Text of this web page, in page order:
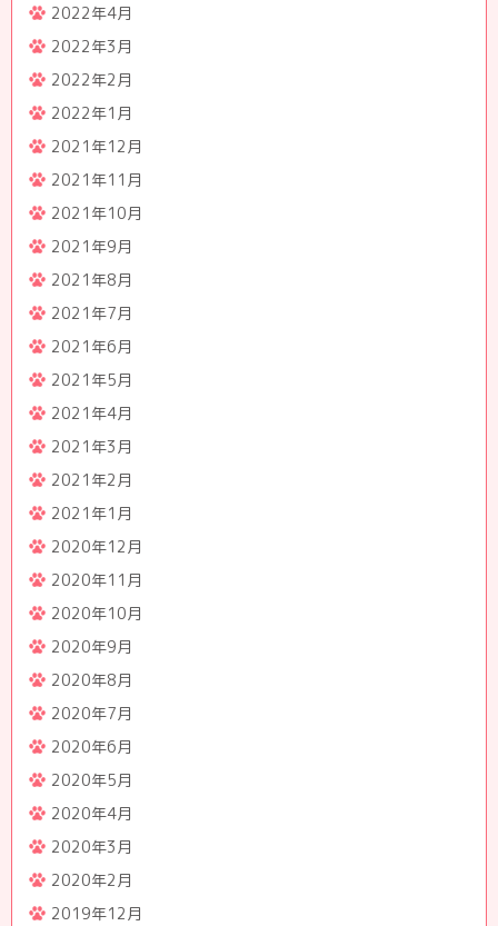
2022年4月
2022年3月
2022年2月
2022年1月
2021年12月
2021年11月
2021年10月
2021年9月
2021年8月
2021年7月
2021年6月
2021年5月
2021年4月
2021年3月
2021年2月
2021年1月
2020年12月
2020年11月
2020年10月
2020年9月
2020年8月
2020年7月
2020年6月
2020年5月
2020年4月
2020年3月
2020年2月
2019年12月